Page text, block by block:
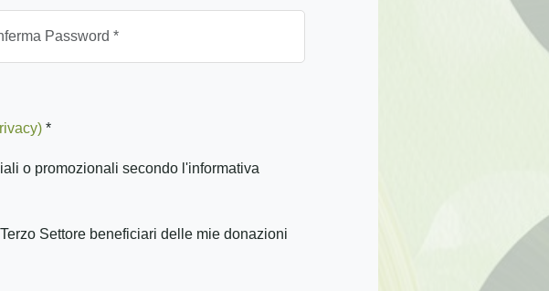
*
o promozionali secondo l'informativa
Settore beneficiari delle mie donazioni